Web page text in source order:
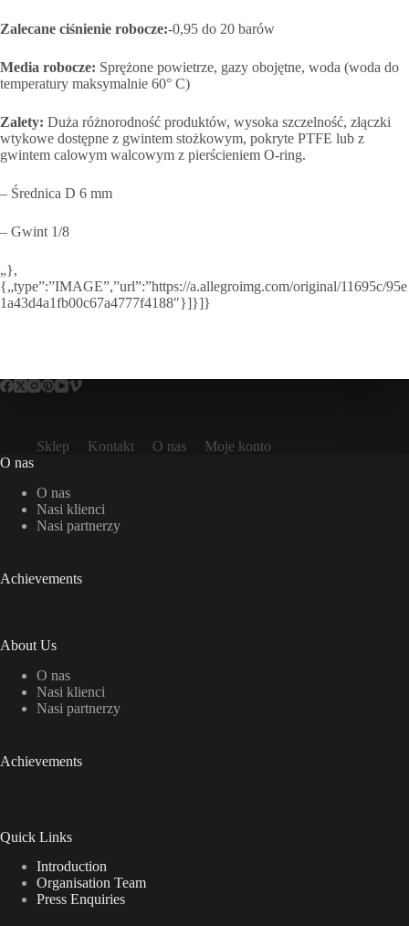
Zalecane ciśnienie robocze:-0,95 do 20 barów
Media robocze: Sprężone powietrze, gazy obojętne, woda (woda do
temperatury maksymalnie 60° C)
Zalety: Duża różnorodność produktów, wysoka szczelność, złączki
wtykowe dostępne z gwintem stożkowym, pokryte PTFE lub z
gwintem calowym walcowym z pierścieniem O-ring.
– Średnica D 6 mm
– Gwint 1/8
„},
{„type”:”IMAGE”,”url”:”https://a.allegroimg.com/original/11695c/95e
1a43d4a1fb00c67a4777f4188″}]}]}
Sklep Kontakt O nas
Moje konto
O nas
O nas
Nasi klienci
Nasi partnerzy
Achievements
About Us
O nas
Nasi klienci
Nasi partnerzy
Achievements
Quick Links
Introduction
Organisation Team
Press Enquiries